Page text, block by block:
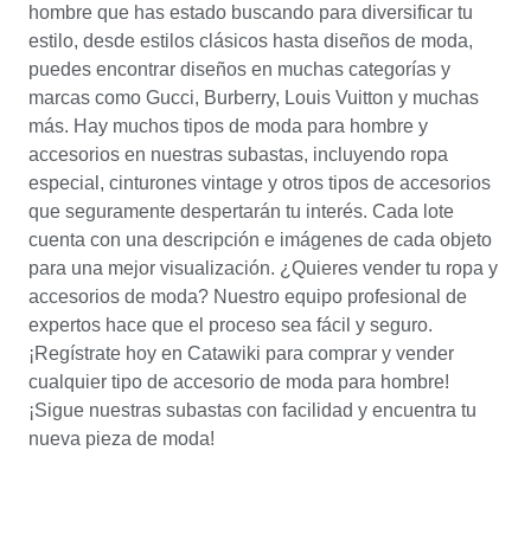
hombre que has estado buscando para diversificar tu
estilo, desde estilos clásicos hasta diseños de moda,
puedes encontrar diseños en muchas categorías y
marcas como Gucci, Burberry, Louis Vuitton y muchas
más. Hay muchos tipos de moda para hombre y
accesorios en nuestras subastas, incluyendo ropa
especial, cinturones vintage y otros tipos de accesorios
que seguramente despertarán tu interés. Cada lote
cuenta con una descripción e imágenes de cada objeto
para una mejor visualización. ¿Quieres vender tu ropa y
accesorios de moda? Nuestro equipo profesional de
expertos hace que el proceso sea fácil y seguro.
¡Regístrate hoy en Catawiki para comprar y vender
cualquier tipo de accesorio de moda para hombre!
¡Sigue nuestras subastas con facilidad y encuentra tu
nueva pieza de moda!